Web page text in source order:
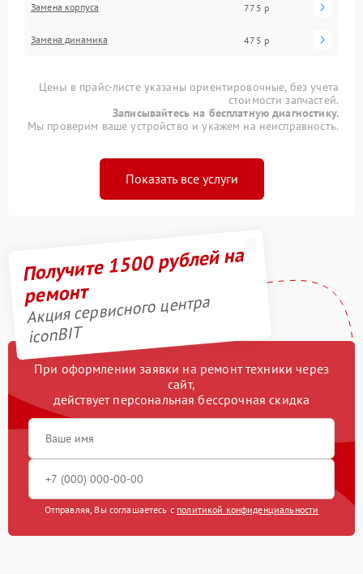
Замена корпуса 775 р
Замена динамика 475 р
Цены в прайс-листе указаны ориентировочные, без учета
стоимости запчастей.
Записывайтесь на бесплатную диагностику.
Мы проверим ваше устройство и укажем на неисправность.
Показать все услуги
Получите 1500 рублей на
ремонт
Акция сервисного центра
iconBIT
При оформлении заявки на ремонт техники через
сайт,
действует персональная бессрочная скидка
Отправляя, Вы соглашаетесь с политикой конфиденциальности